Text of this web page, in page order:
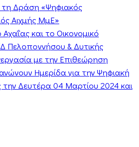
τη Δράση «Ψηφιακός
Αιχμής ΜμΕ»
και το Οικονομικό
Πελοποννήσου & Δυτικής
με την Επιθεώρηση
Ημερίδα για την Ψηφιακή
Δευτέρα 04 Μαρτίου 2024 και